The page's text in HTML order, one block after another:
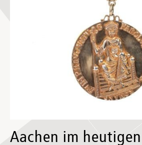
Aachen im